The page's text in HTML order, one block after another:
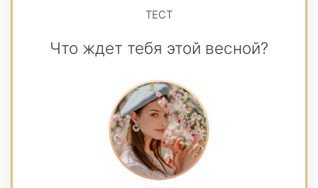
ТЕСТ
Что ждет тебя этой весной?